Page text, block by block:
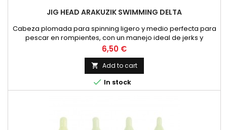
JIG HEAD ARAKUZIK SWIMMING DELTA
Cabeza plomada para spinning ligero y medio perfecta para
pescar en rompientes, con un manejo ideal de jerks y
swimbaits de vinilo. Su varilla sujeta-cebos nos ayudará a
fijar perfectamente el vinilo y evitar que se mueva.
Price
6,50 €
 Add to cart
 In stock